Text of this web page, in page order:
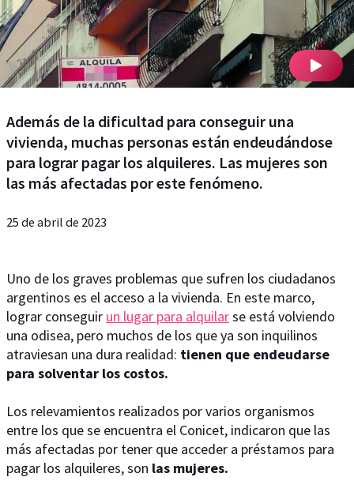
Además de la dificultad para conseguir una
vivienda, muchas personas están endeudándose
para lograr pagar los alquileres. Las mujeres son
las más afectadas por este fenómeno.
25 de abril de 2023
Uno de los graves problemas que sufren los ciudadanos
argentinos es el acceso a la vivienda. En este marco,
lograr conseguir un lugar para alquilarse está volviendo
una odisea, pero muchos de los que ya son inquilinos
atraviesan una dura realidad: tienen que endeudarse
para solventar los costos.
Los relevamientos realizados por varios organismos
entre los que se encuentra el Conicet, indicaron que las
más afectadas por tener que acceder a préstamos para
pagar los alquileres, son las mujeres.